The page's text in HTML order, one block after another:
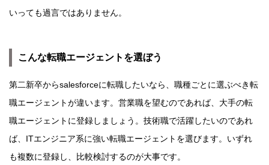
いっても過言ではありません。
こんな転職エージェントを選ぼう
第二新卒からsalesforceに転職したいなら、職種ごとに選ぶべき転
職エージェントが違います。営業職を望むのであれば、大手の転
職エージェントに登録しましょう。技術職で活躍したいのであれ
ば、ITエンジニア系に強い転職エージェントを選びます。いずれ
も複数に登録し、比較検討するのが大事です。